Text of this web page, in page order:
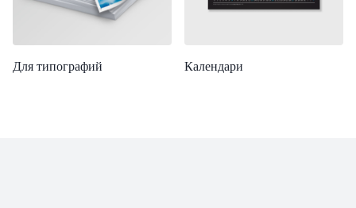
Для типографий Календари